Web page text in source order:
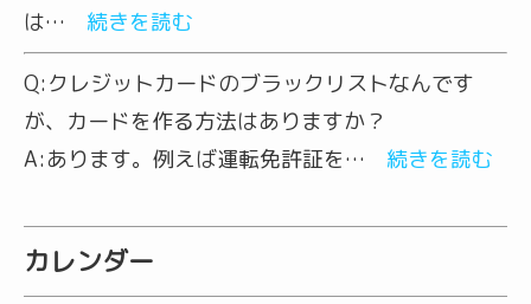
は… 続きを読む
Q: クレジットカードのブラックリストなんです
が、カードを作る方法はありますか？
A: あります。例えば運転免許証を… 続きを読む
カレンダー